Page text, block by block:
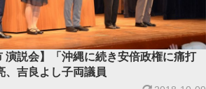
演説会】「沖縄に続き安倍政権に痛打
、吉良よし子両議員